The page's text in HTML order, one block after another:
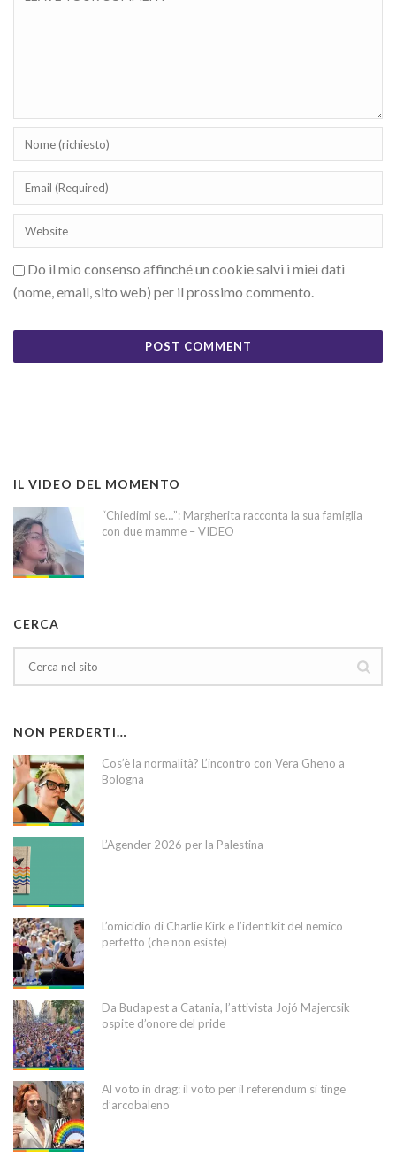
Do il mio consenso affinché un cookie salvi i miei dati
(nome, email, sito web) per il prossimo commento.
IL VIDEO DEL MOMENTO
“Chiedimi se…”: Margherita racconta la sua famiglia
con due mamme – VIDEO
CERCA
NON PERDERTI…
Cos’è la normalità? L’incontro con Vera Gheno a
Bologna
L’Agender 2026 per la Palestina
L’omicidio di Charlie Kirk e l’identikit del nemico
perfetto (che non esiste)
Da Budapest a Catania, l’attivista Jojó Majercsik
ospite d’onore del pride
Al voto in drag: il voto per il referendum si tinge
d’arcobaleno